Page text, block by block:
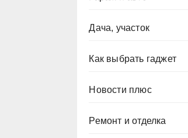
Дача, участок
Как выбрать гаджет
Новости плюс
Ремонт и отделка